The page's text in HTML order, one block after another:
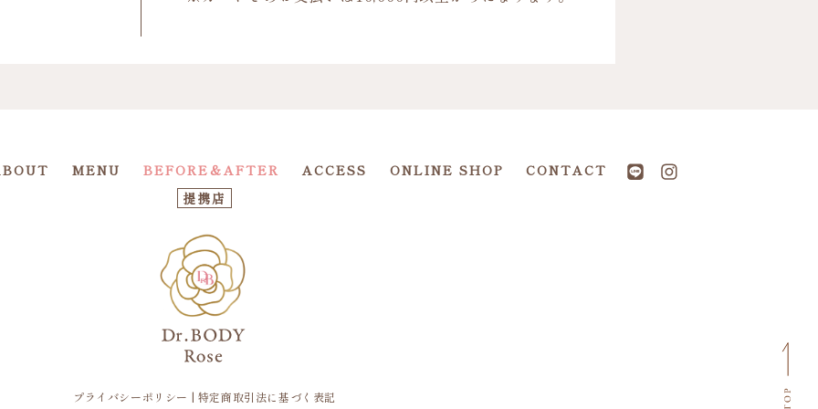
MENU BEFORE＆AFTER ACCESS ONLINE SHOP
CONTACT
提携店
プライバシーポリシー | 特定商取引法に基づく表記